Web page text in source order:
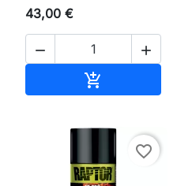
43,00 €
 

favorite_border